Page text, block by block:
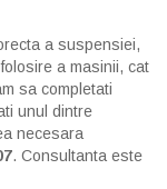
a suspensiei,
a masinii, cat
sa completati
unul dintre
necesara
. Consultanta este